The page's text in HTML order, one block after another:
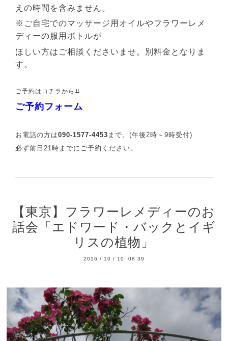
えの時間を含みません。
※ご自宅でのマッサージ用オイルやフラワーレメ
ディーの服用ボトルが
ほしい方はご相談くださいませ。別料金となりま
す。
ご予約はコチラから⇊
ご予約フォーム
お電話の方は090-1577-4453 まで。(午後2時～9時受付)
必ず前日21時までにご予約ください。
【東京】フラワーレメディーのお
話会「エドワード・バックとイギ
リスの植物」
2016 / 10 / 10 08:39